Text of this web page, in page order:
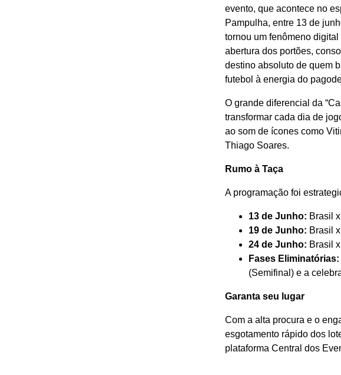
evento, que acontece no
Pampulha, entre 13 de
tornou um fenômeno
abertura dos portões,
destino absoluto de quem
futebol à energia do
O grande diferencial da
transformar cada dia de
ao som de ícones como
Thiago Soares.
Rumo à Taça
A programação foi
13 de Junho: Brasil
19 de Junho: Brasil
24 de Junho: Brasil
Fases Eliminatórias:
(Semifinal) e a
Garanta seu lugar
Com a alta procura e o
esgotamento rápido dos
plataforma Central dos